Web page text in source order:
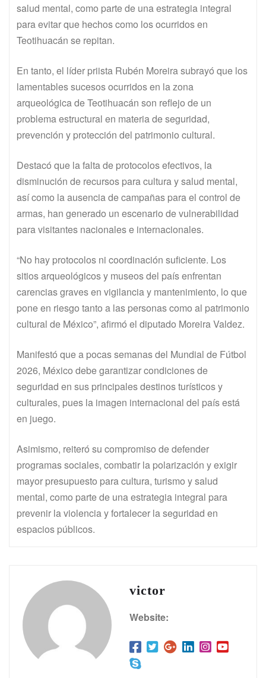
salud mental, como parte de una estrategia integral
para evitar que hechos como los ocurridos en
Teotihuacán se repitan.
En tanto, el líder priista Rubén Moreira subrayó que los
lamentables sucesos ocurridos en la zona
arqueológica de Teotihuacán son reflejo de un
problema estructural en materia de seguridad,
prevención y protección del patrimonio cultural.
Destacó que la falta de protocolos efectivos, la
disminución de recursos para cultura y salud mental,
así como la ausencia de campañas para el control de
armas, han generado un escenario de vulnerabilidad
para visitantes nacionales e internacionales.
“No hay protocolos ni coordinación suficiente. Los
sitios arqueológicos y museos del país enfrentan
carencias graves en vigilancia y mantenimiento, lo que
pone en riesgo tanto a las personas como al patrimonio
cultural de México”, afirmó el diputado Moreira Valdez.
Manifestó que a pocas semanas del Mundial de Fútbol
2026, México debe garantizar condiciones de
seguridad en sus principales destinos turísticos y
culturales, pues la imagen internacional del país está
en juego.
Asimismo, reiteró su compromiso de defender
programas sociales, combatir la polarización y exigir
mayor presupuesto para cultura, turismo y salud
mental, como parte de una estrategia integral para
prevenir la violencia y fortalecer la seguridad en
espacios públicos.
victor
Website: